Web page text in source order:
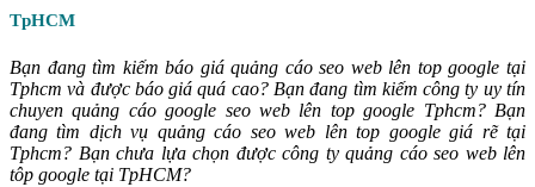
TpHCM
Bạn đang tìm kiếm báo giá quảng cáo seo web lên top google tại
Tphcm và được báo giá quá cao? Bạn đang tìm kiếm công ty uy tín
chuyen quảng cáo google seo web lên top google Tphcm? Bạn
đang tìm dịch vụ quảng cáo seo web lên top google giá rẽ tại
Tphcm? Bạn chưa lựa chọn được công ty quảng cáo seo web lên
tôp google tại TpHCM?